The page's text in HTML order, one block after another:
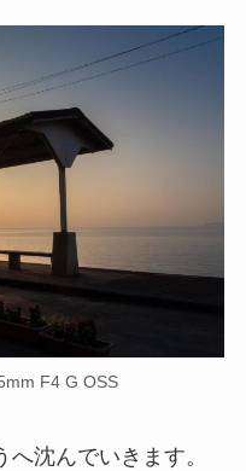
F4 G OSS
沈んでいきます。